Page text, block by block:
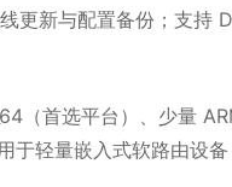
更新与配置备份；支持
（首选平台）、少量
于轻量嵌入式软路由设备